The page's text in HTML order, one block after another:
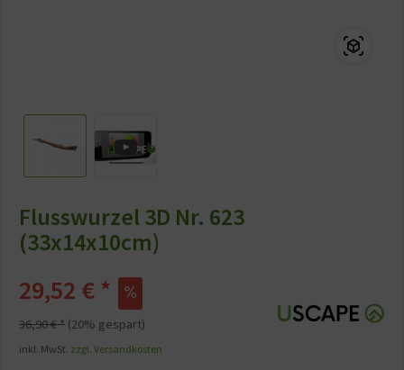
Flusswurzel 3D Nr. 623
(33x14x10cm)
29,52 € *
36,90 € * (20% gespart)
inkl. MwSt. zzgl. Versandkosten